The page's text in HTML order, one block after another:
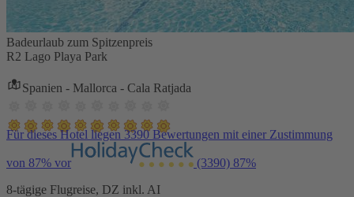
Badeurlaub zum Spitzenpreis
R2 Lago Playa Park
Spanien - Mallorca - Cala Ratjada
Für dieses Hotel liegen 3390 Bewertungen mit einer Zustimmung
von 87% vor (3390) 87%
8-tägige Flugreise, DZ inkl. AI